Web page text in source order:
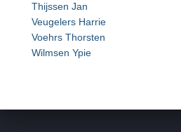
Thijssen Jan
Veugelers Harrie
Voehrs Thorsten
Wilmsen Ypie